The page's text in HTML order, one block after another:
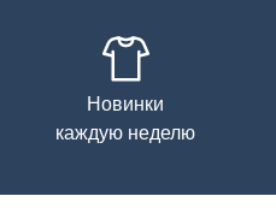
Новинки
каждую неделю